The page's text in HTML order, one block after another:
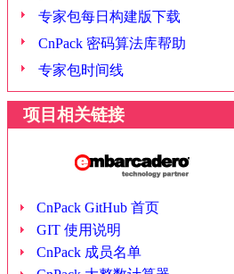
专家包每日构建版下载
CnPack 密码算法库帮助
专家包时间线
项目相关链接
CnPack GitHub 首页
GIT 使用说明
CnPack 成员名单